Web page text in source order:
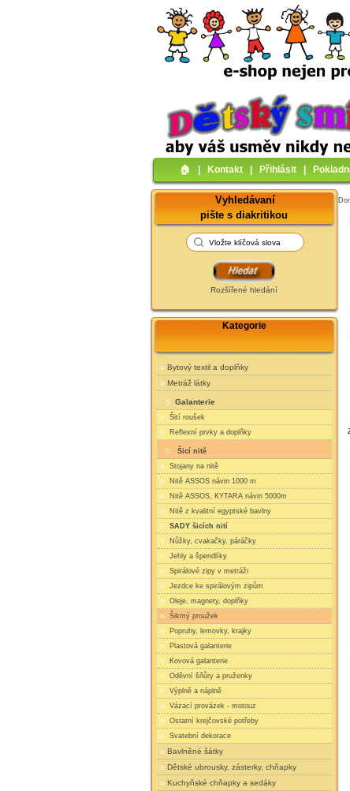
🏠︎ Kontakt Přihlásit
Vyhledávaní
pište s diakritikou
Rozšířené hledání
Kategorie
Bytový textil a doplňky
Metráž látky
Galanterie
Šití roušek
Reflexní prvky a doplňky
Šicí nitě
Stojany na nitě
Nitě ASSOS návin 1000 m
Nitě ASSOS, KYTARA návin 5000m
Nitě z kvalitní egyptské bavlny
SADY šicích nití
Nůžky, cvakačky, páráčky
Jehly a špendlíky
Spirálové zipy v metráži
Jezdce ke spirálovým zipům
Oleje, magnety, doplňky
Šikmý proužek
Popruhy, lemovky, krajky
Plastová galanterie
Kovová galanterie
Oděvní šňůry a pruženky
Výplně a náplně
Vázací provázek - motouz
Ostatní krejčovské potřeby
Svatební dekorace
Bavlněné šátky
Dětské ubrousky, zásterky, chňapky
Kuchyňské chňapky a sedáky